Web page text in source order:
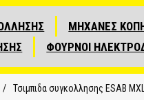
ΜΗΧΑΝΕΣ
ΦΟΥΡΝΟΙ
/ Τσιμπιδα συγκολλησης ΕSAB